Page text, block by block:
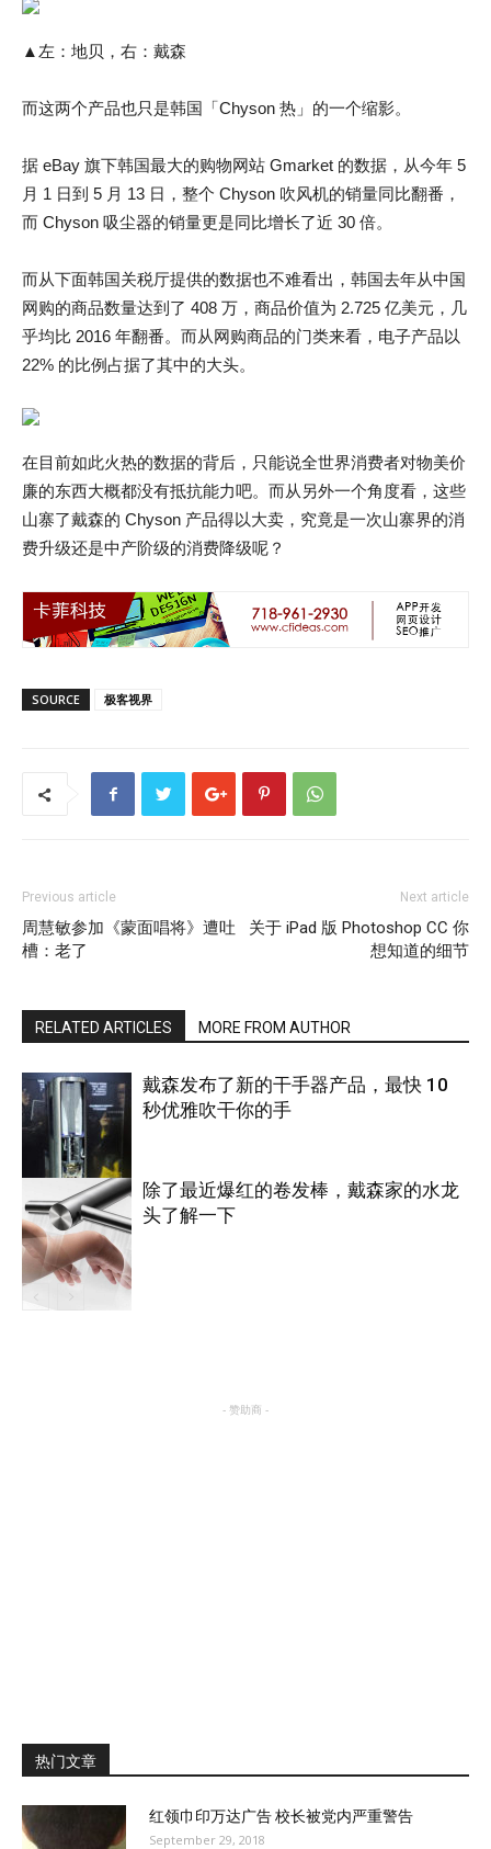
▲左：地贝，右：戴森
而这两个产品也只是韩国「Chyson 热」的一个缩影。
据 eBay 旗下韩国最大的购物网站 Gmarket 的数据，从今年 5
月 1 日到 5 月 13 日，整个 Chyson 吹风机的销量同比翻番，
而 Chyson 吸尘器的销量更是同比增长了近 30 倍。
而从下面韩国关税厅提供的数据也不难看出，韩国去年从中国
网购的商品数量达到了 408 万，商品价值为 2.725 亿美元，几
乎均比 2016 年翻番。而从网购商品的门类来看，电子产品以
22% 的比例占据了其中的大头。
在目前如此火热的数据的背后，只能说全世界消费者对物美价
廉的东西大概都没有抵抗能力吧。而从另外一个角度看，这些
山寨了戴森的 Chyson 产品得以大卖，究竟是一次山寨界的消
费升级还是中产阶级的消费降级呢？
SOURCE 极客视界
Previous article
周慧敏参加《蒙面唱将》遭吐
槽：老了
Next article
关于 iPad 版 Photoshop CC 你
想知道的细节
RELATED ARTICLES MORE FROM AUTHOR
智能家居
戴森发布了新的干手器产品，最快 10
秒优雅吹干你的手
除了最近爆红的卷发棒，戴森家的水龙
头了解一下
- 赞助商 -
热门文章
红领巾印万达广告 校长被党内严重警告
September 29, 2018